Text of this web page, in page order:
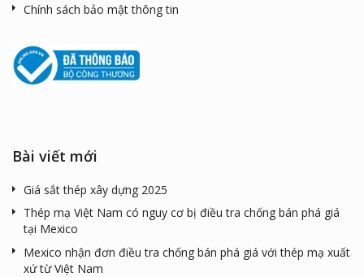
Chính sách bảo mật thông tin
Bài viết mới
Giá sắt thép xây dựng 2025
Thép mạ Việt Nam có nguy cơ bị điều tra chống bán phá giá
tại Mexico
Mexico nhận đơn điều tra chống bán phá giá với thép mạ xuất
xứ từ Việt Nam